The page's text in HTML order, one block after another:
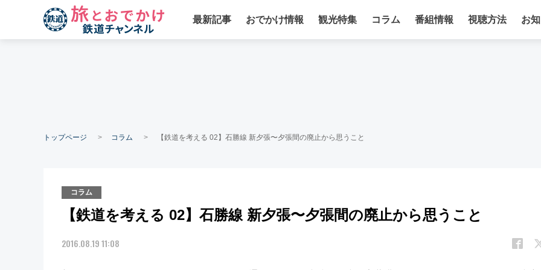
最新記事 おでかけ情報 観光特集 コラム 番組情報 視聴方法 お
トップページ コラム 【鉄道を考える 02】石勝線 新夕張〜夕張間の廃止から思うこと
コラム
【鉄道を考える 02】石勝線 新夕張〜夕張間の廃止から思うこと
2016.08.19 11:08